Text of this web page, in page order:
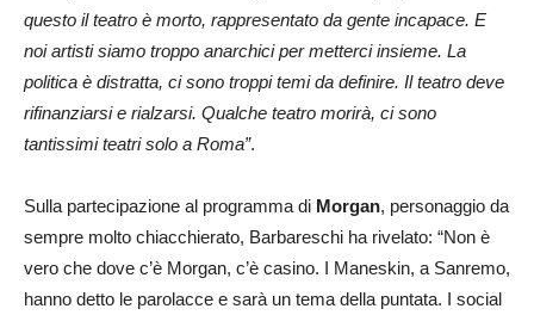
questo il teatro è morto, rappresentato da gente incapace. E
noi artisti siamo troppo anarchici per metterci insieme. La
politica è distratta, ci sono troppi temi da definire. Il teatro deve
rifinanziarsi e rialzarsi. Qualche teatro morirà, ci sono
tantissimi teatri solo a Roma”.
Sulla partecipazione al programma di Morgan, personaggio da
sempre molto chiacchierato, Barbareschi ha rivelato: “Non è
vero che dove c’è Morgan, c’è casino. I Maneskin, a Sanremo,
hanno detto le parolacce e sarà un tema della puntata. I social